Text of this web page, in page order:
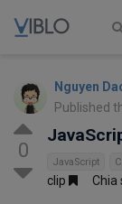
Nguyen
Published
0
JavaScript
clip Chia